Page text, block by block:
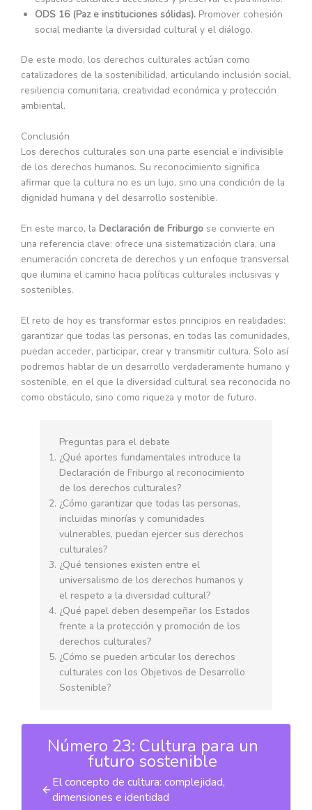
ODS 16 (Paz e instituciones sólidas). Promover cohesión
social mediante la diversidad cultural y el diálogo.
De este modo, los derechos culturales actúan como
catalizadores de la sostenibilidad, articulando inclusión social,
resiliencia comunitaria, creatividad económica y protección
ambiental.
Conclusión
Los derechos culturales son una parte esencial e indivisible
de los derechos humanos. Su reconocimiento significa
afirmar que la cultura no es un lujo, sino una condición de la
dignidad humana y del desarrollo sostenible.
En este marco, la Declaración de Friburgo se convierte en
una referencia clave: ofrece una sistematización clara, una
enumeración concreta de derechos y un enfoque transversal
que ilumina el camino hacia políticas culturales inclusivas y
sostenibles.
El reto de hoy es transformar estos principios en realidades:
garantizar que todas las personas, en todas las comunidades,
puedan acceder, participar, crear y transmitir cultura. Solo así
podremos hablar de un desarrollo verdaderamente humano y
sostenible, en el que la diversidad cultural sea reconocida no
como obstáculo, sino como riqueza y motor de futuro.
Preguntas para el debate
¿Qué aportes fundamentales introduce la
Declaración de Friburgo al reconocimiento
de los derechos culturales?
¿Cómo garantizar que todas las personas,
incluidas minorías y comunidades
vulnerables, puedan ejercer sus derechos
culturales?
¿Qué tensiones existen entre el
universalismo de los derechos humanos y
el respeto a la diversidad cultural?
¿Qué papel deben desempeñar los Estados
frente a la protección y promoción de los
derechos culturales?
¿Cómo se pueden articular los derechos
culturales con los Objetivos de Desarrollo
Sostenible?
Número 23: Cultura para un
futuro sostenible
El concepto de cultura: complejidad,
dimensiones e identidad